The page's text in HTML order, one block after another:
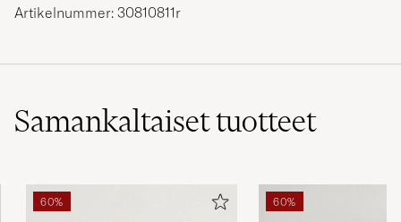
Artikelnummer: 30810811r
Samankaltaisettuotteet
60% 60%